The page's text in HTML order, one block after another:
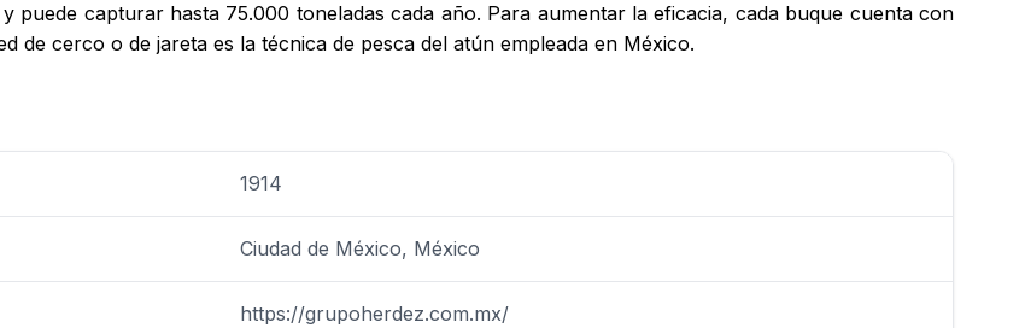
puede capturar hasta 75.000 toneladas cada año. Para aumentar la eficacia, cada buque cuenta con
de cerco o de jareta es la técnica de pesca del atún empleada en México.
1914
Ciudad de México, México
https://grupoherdez.com.mx/